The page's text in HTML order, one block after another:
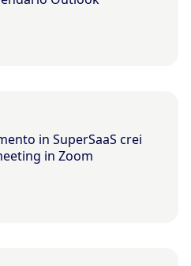
in SuperSaaS crei
in Zoom